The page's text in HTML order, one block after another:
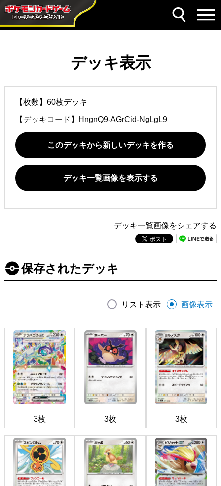
デッキ表示
【枚数】60枚デッキ
【デッキコード】 HngnQ9-AGrCid-NgLgL9
このデッキから新しいデッキを作る
デッキ一覧画像を表示する
デッキ一覧画像をシェアする
保存されたデッキ
リスト表示 画像表示
3枚 3枚 3枚